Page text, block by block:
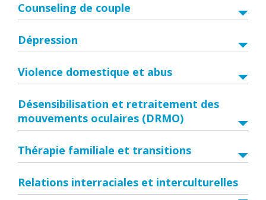
Counseling de couple
Dépression
Violence domestique et abus
Désensibilisation et retraitement des
mouvements oculaires (DRMO)
Thérapie familiale et transitions
Relations interraciales et interculturelles